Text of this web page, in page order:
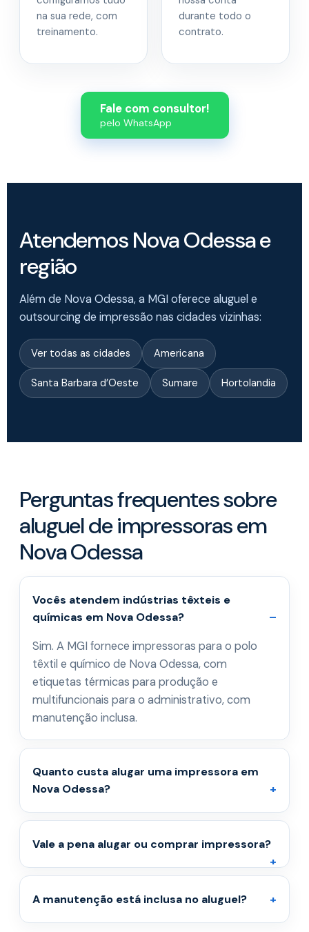
na sua rede, com
treinamento.
durante todo o
contrato.
Fale com consultor!
pelo WhatsApp
Atendemos Nova Odessa e
região
Além de Nova Odessa, a MGI oferece aluguel e
outsourcing de impressão nas cidades vizinhas:
Ver todas as cidades Americana
Santa Barbara d’Oeste Sumare Hortolandia
Perguntas frequentes sobre
aluguel de impressoras em
Nova Odessa
Vocês atendem indústrias têxteis e
químicas em Nova Odessa?
Sim. A MGI fornece impressoras para o polo
têxtil e químico de Nova Odessa, com
etiquetas térmicas para produção e
multifuncionais para o administrativo, com
manutenção inclusa.
Quanto custa alugar uma impressora em
Nova Odessa?
Vale a pena alugar ou comprar impressora?
A manutenção está inclusa no aluguel?